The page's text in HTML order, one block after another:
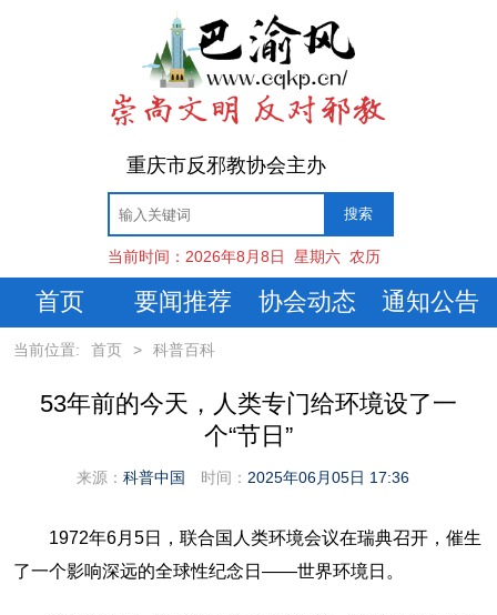
重庆市反邪教协会主办
当前时间： 2026年8月8日 星期六 农历
首页 要闻推荐 协会动态 通知公告
当前位置: 首页 > 科普百科
53年前的今天，人类专门给环境设了一
个“节日”
来源： 科普中国 时间： 2025年06月05日 17:36
1972年6月5日，联合国人类环境会议在瑞典召开，催生
了一个影响深远的全球性纪念日——世界环境日。